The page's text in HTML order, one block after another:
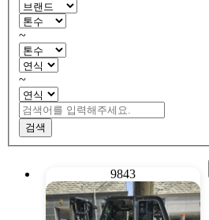
~
~
검색
9843